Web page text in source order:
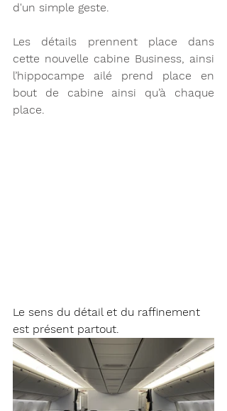
d'un simple geste.
Les détails prennent place dans
cette nouvelle cabine Business, ainsi
l’hippocampe ailé prend place en
bout de cabine ainsi qu’à chaque
place.
Le sens du détail et du raffinement
est présent partout.